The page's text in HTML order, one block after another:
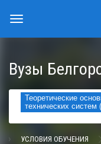
Вузы
Теоретические
технических систем
УСЛОВИЯ ОБУЧЕНИЯ